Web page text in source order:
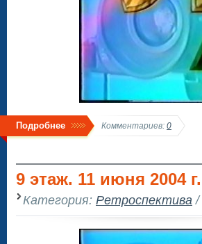
Подробнее Комментариев: 0
9 этаж. 11 июня 2004 г.
Категория: Ретроспектива /